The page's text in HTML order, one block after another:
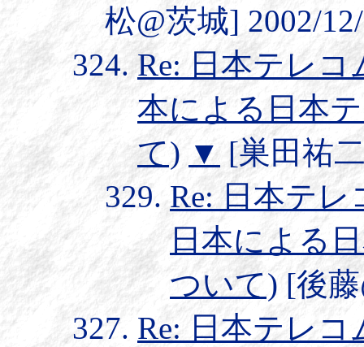
松@茨城] 2002/
Re: 日本テレコ
本による日本
て) ▼ [巣田祐
Re: 日本テレ
日本による
ついて) [後
Re: 日本テレコ